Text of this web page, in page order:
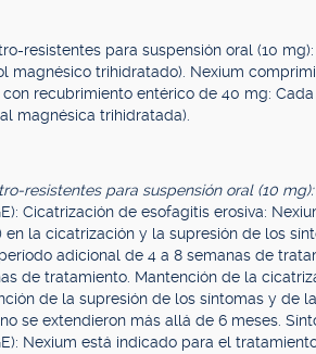
resistentes para suspensión oral (10
magnésico trihidratado). Nexium
recubrimiento entérico de 40 mg:
magnésica trihidratada).
resistentes para suspensión oral (10 mg):
Cicatrización de esofagitis erosiva:
en la cicatrización y la supresión de los
adicional de 4 a 8 semanas de
de tratamiento. Mantención de la
de la supresión de los síntomas y de
se extendieron más allá de 6 meses.
Nexium está indicado para el